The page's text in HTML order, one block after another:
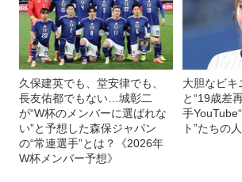
久保建英でも、堂安律でも、
長友佑都でもない…城彰二
が“W杯のメンバーに選ばれな
い”と予想した森保ジャパン
の“常連選手”とは？《2026年
W杯メンバー予想》
大胆なビキ
と“19歳差
手
ト”たちの